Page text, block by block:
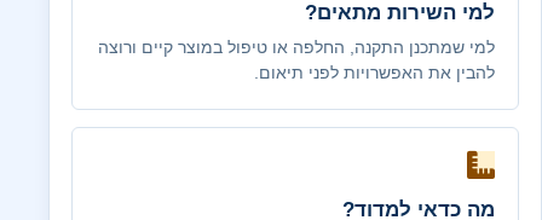
למי השירות מתאים?
למי שמתכנן התקנה, החלפה או טיפול במוצר קיים ורוצה
להבין את האפשרויות לפני תיאום.
מה כדאי למדוד?